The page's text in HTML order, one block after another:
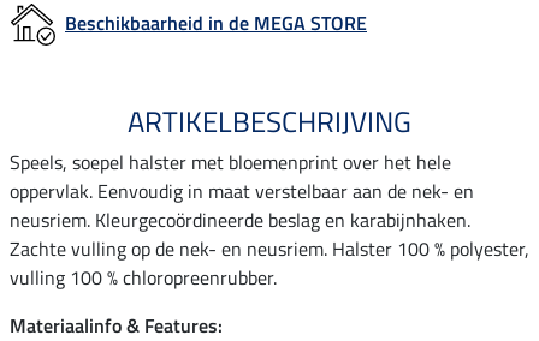
Beschikbaarheid in de MEGA STORE
ARTIKELBESCHRIJVING
Speels, soepel halster met bloemenprint over het hele
oppervlak. Eenvoudig in maat verstelbaar aan de nek- en
neusriem. Kleurgecoördineerde beslag en karabijnhaken.
Zachte vulling op de nek- en neusriem. Halster 100 % polyester,
vulling 100 % chloropreenrubber.
Materiaalinfo & Features: